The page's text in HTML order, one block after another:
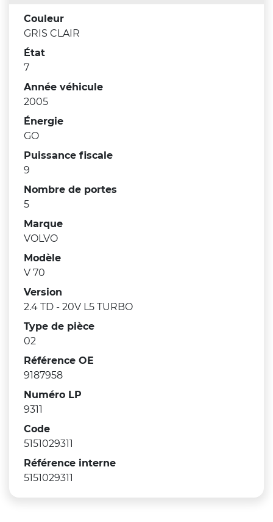
Couleur
GRIS CLAIR
État
7
Année véhicule
2005
Énergie
GO
Puissance fiscale
9
Nombre de portes
5
Marque
VOLVO
Modèle
V 70
Version
2.4 TD - 20V L5 TURBO
Type de pièce
02
Référence OE
9187958
Numéro LP
9311
Code
5151029311
Référence interne
5151029311